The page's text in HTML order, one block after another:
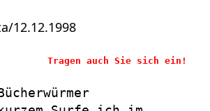
12.12.1998
Tragen auch Sie sich ein!